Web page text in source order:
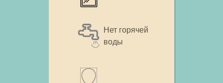
Нет горячей
воды